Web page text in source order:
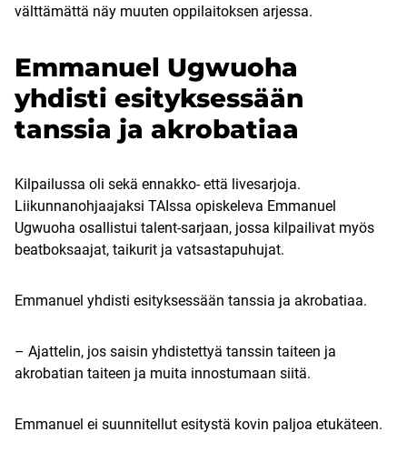
välttämättä näy muuten oppilaitoksen arjessa.
Emmanuel Ugwuoha
yhdisti esityksessään
tanssia ja akrobatiaa
Kilpailussa oli sekä ennakko- että livesarjoja.
Liikunnanohjaajaksi TAIssa opiskeleva Emmanuel
Ugwuoha osallistui talent-sarjaan, jossa kilpailivat myös
beatboksaajat, taikurit ja vatsastapuhujat.
Emmanuel yhdisti esityksessään tanssia ja akrobatiaa.
– Ajattelin, jos saisin yhdistettyä tanssin taiteen ja
akrobatian taiteen ja muita innostumaan siitä.
Emmanuel ei suunnitellut esitystä kovin paljoa etukäteen.